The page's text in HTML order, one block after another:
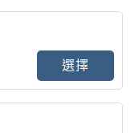
選擇